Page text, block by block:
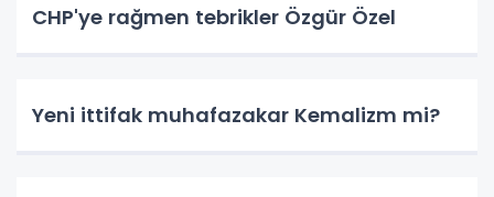
CHP'ye rağmen tebrikler Özgür Özel
Yeni ittifak muhafazakar Kemalizm mi?